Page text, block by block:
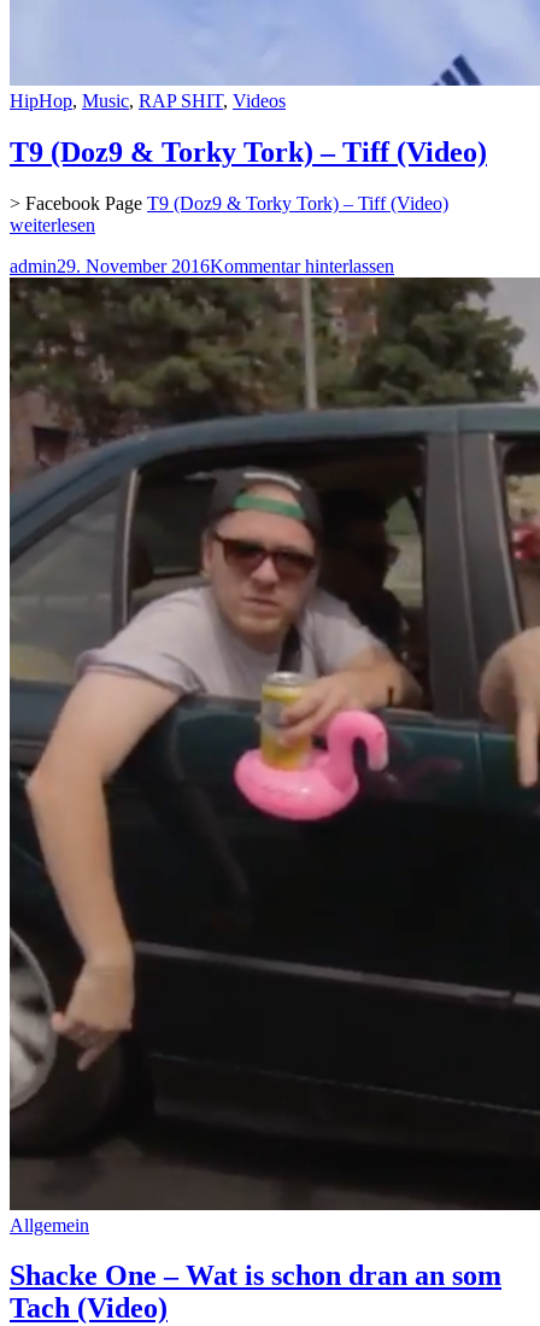
HipHop, Music, RAP SHIT, Videos
T9 (Doz9 & Torky Tork) – Tiff (Video)
> Facebook Page T9 (Doz9 & Torky Tork) – Tiff (Video)
weiterlesen
admin29. November 2016Kommentar hinterlassen
Allgemein
Shacke One – Wat is schon dran an som
Tach (Video)